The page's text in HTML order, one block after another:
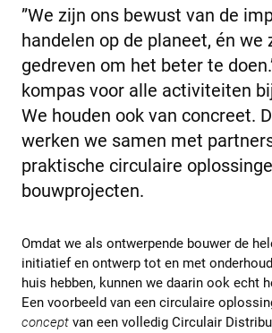
”We zijn ons bewust van de
handelen op de planeet, én we
gedreven om het beter te
kompas voor alle activiteiten
We houden ook van concreet.
werken we samen met
praktische circulaire
bouwprojecten.
Omdat we als ontwerpende bouwer de
initiatief en ontwerp tot en met
huis hebben, kunnen we daarin ook echt
Een voorbeeld van een circulaire
concept van een volledig Circulair